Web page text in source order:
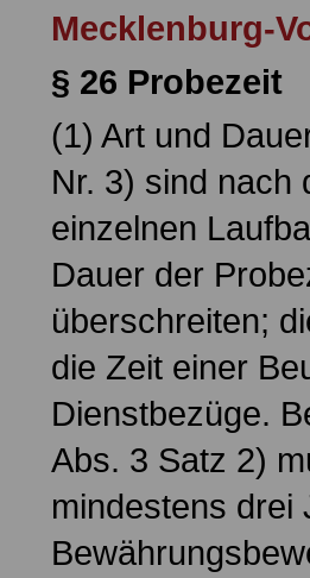
Mecklenburg-
§ 26 Probezeit
(1) Art und
Nr. 3) sind nach
einzelnen
Dauer der
überschreiten;
die Zeit einer
Dienstbezüge.
Abs. 3 Satz 2)
mindestens drei